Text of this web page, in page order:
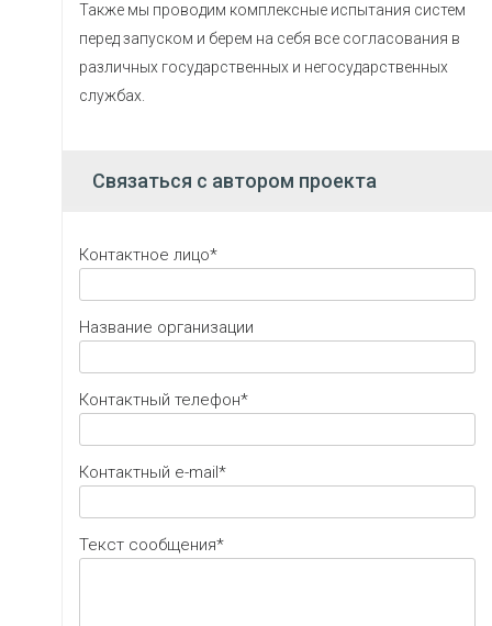
Также мы проводим комплексные испытания систем
перед запуском и берем на себя все согласования в
различных государственных и негосударственных
службах.
Связаться с автором проекта
Контактное лицо*
Название организации
Контактный телефон*
Контактный e-mail*
Текст сообщения*